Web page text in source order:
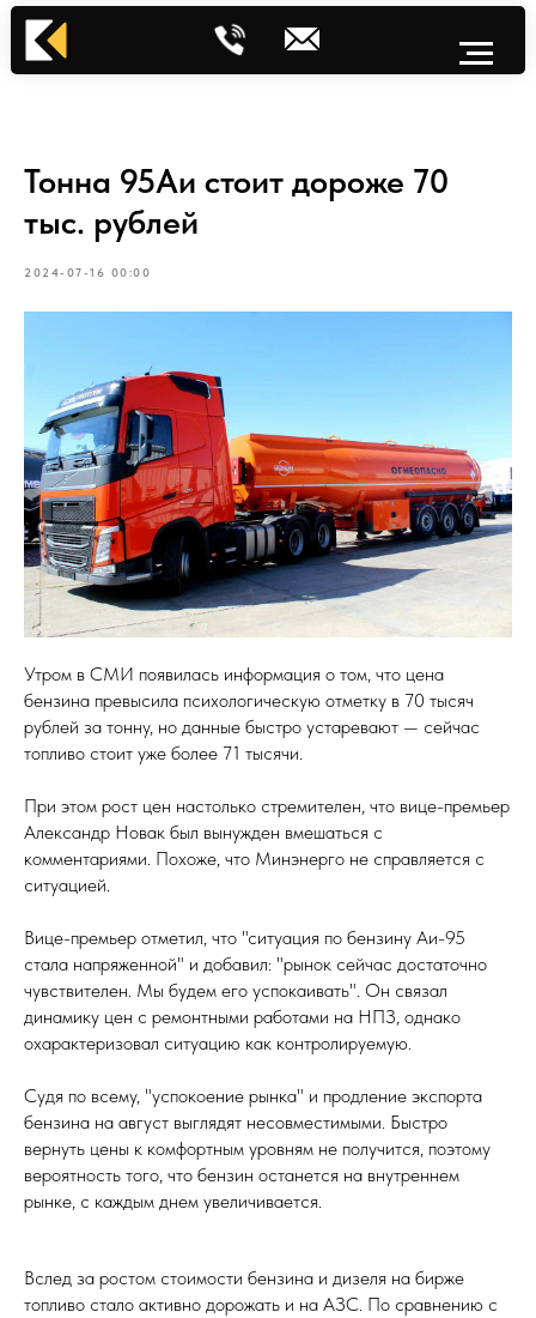
Тонна 95Аи стоит дороже 70
тыс. рублей
2024-07-16 00:00
Утром в СМИ появилась информация о том, что цена
бензина превысила психологическую отметку в 70 тысяч
рублей за тонну, но данные быстро устаревают — сейчас
топливо стоит уже более 71 тысячи.
При этом рост цен настолько стремителен, что вице-премьер
Александр Новак был вынужден вмешаться с
комментариями. Похоже, что Минэнерго не справляется с
ситуацией.
Вице-премьер отметил, что "ситуация по бензину Аи-95
стала напряженной" и добавил: "рынок сейчас достаточно
чувствителен. Мы будем его успокаивать". Он связал
динамику цен с ремонтными работами на НПЗ, однако
охарактеризовал ситуацию как контролируемую.
Судя по всему, "успокоение рынка" и продление экспорта
бензина на август выглядят несовместимыми. Быстро
вернуть цены к комфортным уровням не получится, поэтому
вероятность того, что бензин останется на внутреннем
рынке, с каждым днем увеличивается.
Вслед за ростом стоимости бензина и дизеля на бирже
топливо стало активно дорожать и на АЗС. По сравнению с